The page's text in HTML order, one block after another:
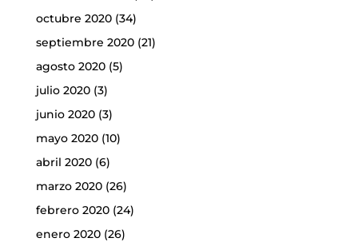
octubre 2020(34)
septiembre 2020(21)
agosto 2020(5)
julio 2020(3)
junio 2020(3)
mayo 2020(10)
abril 2020(6)
marzo 2020(26)
febrero 2020(24)
enero 2020(26)